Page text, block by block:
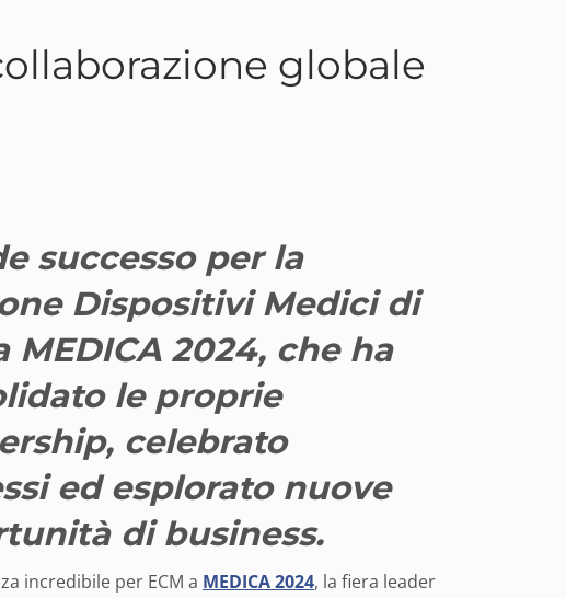
globale
successo per la
Dispositivi Medici di
MEDICA 2024, che ha
le proprie
celebrato
ed esplorato nuove
di business.
incredibile per ECM a MEDICA 2024, la fiera leader